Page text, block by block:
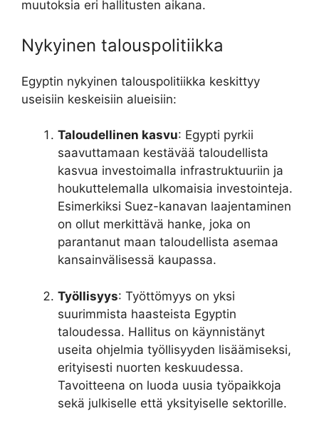
muutoksia eri hallitusten aikana.
Nykyinen talouspolitiikka
Egyptin nykyinen talouspolitiikka keskittyy
useisiin keskeisiin alueisiin:
Taloudellinen kasvu: Egypti pyrkii
saavuttamaan kestävää taloudellista
kasvua investoimalla infrastruktuuriin ja
houkuttelemalla ulkomaisia investointeja.
Esimerkiksi Suez-kanavan laajentaminen
on ollut merkittävä hanke, joka on
parantanut maan taloudellista asemaa
kansainvälisessä kaupassa.
Työllisyys: Työttömyys on yksi
suurimmista haasteista Egyptin
taloudessa. Hallitus on käynnistänyt
useita ohjelmia työllisyyden lisäämiseksi,
erityisesti nuorten keskuudessa.
Tavoitteena on luoda uusia työpaikkoja
sekä julkiselle että yksityiselle sektorille.